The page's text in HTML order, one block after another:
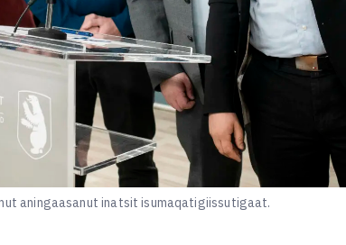
aningaasanut inatsit isumaqatigiissutigaat.